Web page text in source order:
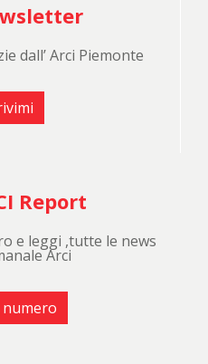
dall’ Arci Piemonte
Report
e leggi ,tutte le news
Arci